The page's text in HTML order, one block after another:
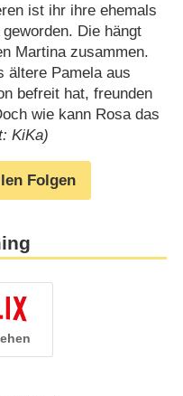
ist ihr ihre ehemals
Die hängt
Martina zusammen.
ältere Pamela aus
befreit hat, freunden
wie kann Rosa das
KiKa)
Folgen